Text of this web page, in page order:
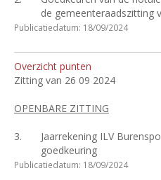
de gemeenteraadszitting
Publicatiedatum: 18/09/2024
Overzicht punten
Zitting van 26 09 2024
OPENBARE ZITTING
3.
Jaarrekening ILV
goedkeuring
Publicatiedatum: 18/09/2024